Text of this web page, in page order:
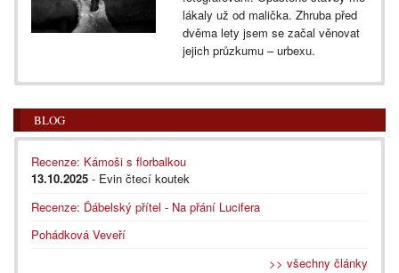
lákaly už od malička. Zhruba před
dvěma lety jsem se začal věnovat
jejich průzkumu – urbexu.
BLOG
Recenze: Kámoši s florbalkou
13.10.2025 - Evin čtecí koutek
Recenze: Ďábelský přítel - Na přání Lucifera
Pohádková Veveří
>> všechny články